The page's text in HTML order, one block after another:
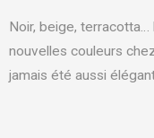
Noir, beige,
nouvelles couleurs
jamais été aussi